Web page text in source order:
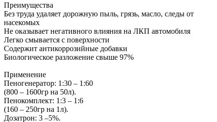
Преимущества
Без труда удаляет дорожную пыль, грязь, масло, следы от
насекомых
Не оказывает негативного влияния на ЛКП автомобиля
Легко смывается с поверхности
Содержит антикоррозийные добавки
Биологическое разложение свыше 97%
Применение
Пеногенератор: 1:30 – 1:60
(800 – 1600гр на 50л).
Пенокомплект: 1:3 – 1:6
(160 – 250гр на 1л).
Дозатрон: 3 –5%.